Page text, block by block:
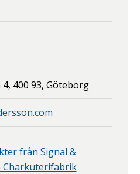
400 93, Göteborg
från Signal &
Charkuterifabrik